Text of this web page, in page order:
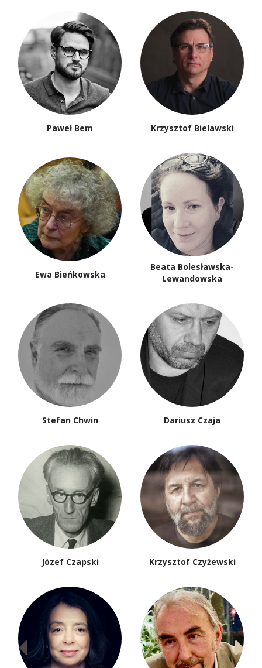
Paweł Bem Krzysztof Bielawski
Ewa Bieńkowska
Beata Bolesławska-
Lewandowska
Stefan Chwin Dariusz Czaja
Józef Czapski Krzysztof Czyżewski